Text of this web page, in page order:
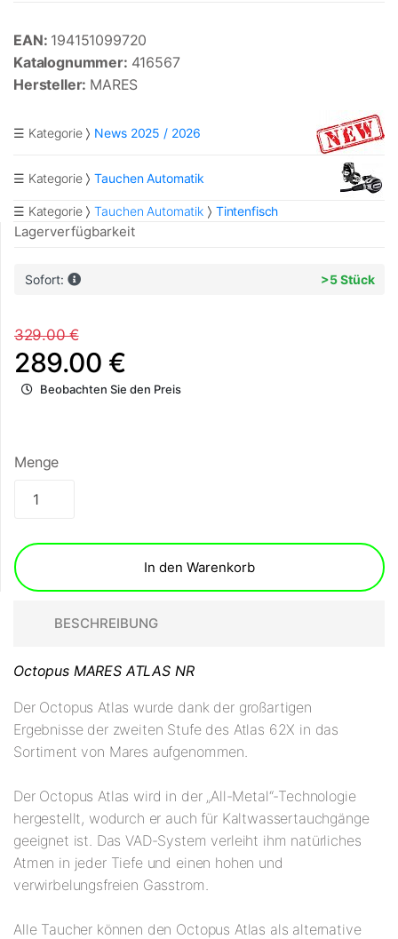
EAN: 194151099720
Katalognummer: 416567
Hersteller: MARES
☰ Kategorie News 2025 / 2026
☰ Kategorie Tauchen Automatik
☰ Kategorie Tauchen Automatik Tintenfisch
Lagerverfügbarkeit
Sofort: >5 Stück
329.00 €
289.00 €
Beobachten Sie den Preis
Menge
In den Warenkorb
BESCHREIBUNG
Octopus MARES ATLAS NR
Der Octopus Atlas wurde dank der großartigen
Ergebnisse der zweiten Stufe des Atlas 62X in das
Sortiment von Mares aufgenommen.
Der Octopus Atlas wird in der „All-Metal“-Technologie
hergestellt, wodurch er auch für Kaltwassertauchgänge
geeignet ist. Das VAD-System verleiht ihm natürliches
Atmen in jeder Tiefe und einen hohen und
verwirbelungsfreien Gasstrom.
Alle Taucher können den Octopus Atlas als alternative